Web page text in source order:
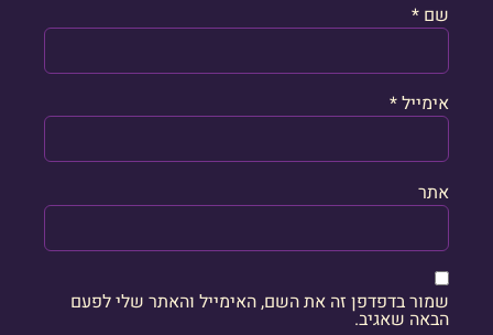
שם *
אימייל*
אתר
שמור בדפדפן זה את השם, האימייל והאתר שלי לפעם
הבאה שאגיב.